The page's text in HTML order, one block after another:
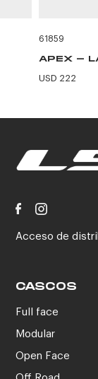
61859
APEX -
USD 222
Acceso de
CASCOS
Full face
Modular
Open Face